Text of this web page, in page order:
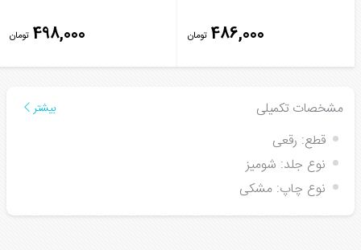
486,000 تومان 498,000 تومان
مشخصات تکمیلی بیشتر
قطع: رقعی
نوع جلد: شومیز
نوع چاپ: مشکی